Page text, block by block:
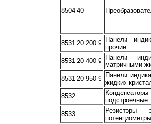
8504 40
8531 20 200 9
Панели
прочие
8531 20 400 9
Панели
матричными
8531 20 950 9
Панели
жидких
8532
подстроечные
8533
Резисторы